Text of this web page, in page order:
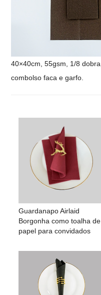
40×40cm, 55gsm, 1/8
combolso faca e garfo
Guardanapo Airlaid
Borgonha como toalha de
papel para convidados